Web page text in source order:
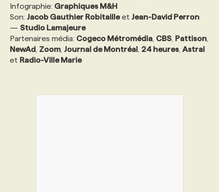
Infographie: Graphiques M&H
Son: Jacob Gauthier Robitailleet Jean-David Perron
— Studio Lamajeure
Partenaires média: Cogeco Métromédia CBS Pattison
NewAd Zoom Journal de Montréal 24 heures Astral
et Radio-Ville Marie